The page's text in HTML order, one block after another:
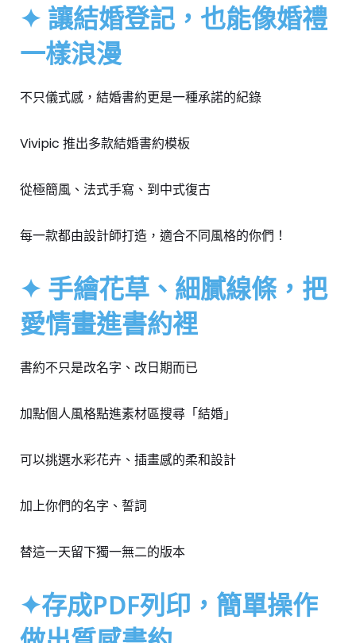
✦ 讓結婚登記，也能像婚禮
一樣浪漫
不只儀式感，結婚書約更是一種承諾的紀錄
Vivipic 推出多款結婚書約模板
從極簡風、法式手寫、到中式復古
每一款都由設計師打造，適合不同風格的你們！
✦ 手繪花草、細膩線條，把
愛情畫進書約裡
書約不只是改名字、改日期而已
加點個人風格點進素材區搜尋「結婚」
可以挑選水彩花卉、插畫感的柔和設計
加上你們的名字、誓詞
替這一天留下獨一無二的版本
✦存成PDF列印，簡單操作